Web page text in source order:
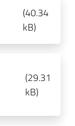
(40.34
kB)
(29.31
kB)